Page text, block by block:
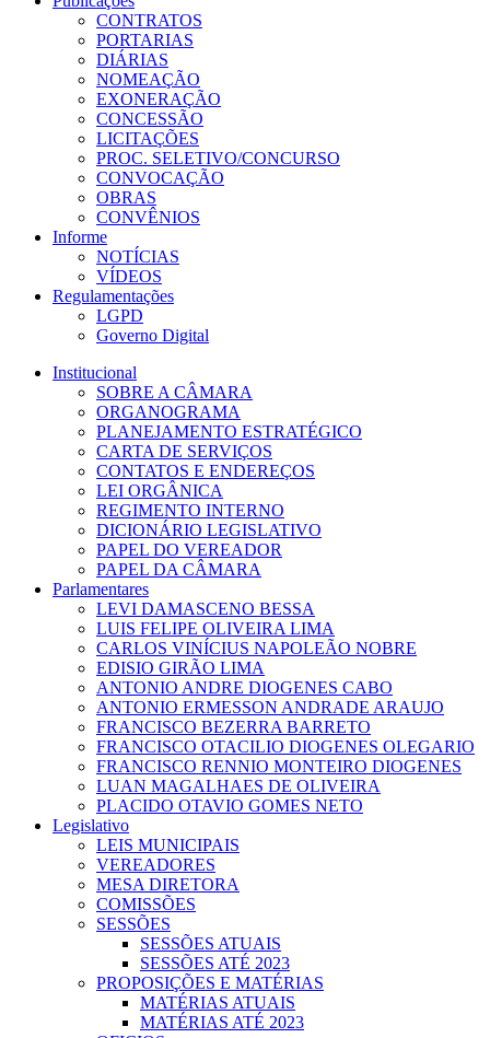
CONTRATOS
PORTARIAS
DIÁRIAS
NOMEAÇÃO
EXONERAÇÃO
CONCESSÃO
LICITAÇÕES
PROC. SELETIVO/CONCURSO
CONVOCAÇÃO
OBRAS
CONVÊNIOS
Informe
NOTÍCIAS
VÍDEOS
Regulamentações
LGPD
Governo Digital
Institucional
SOBRE A CÂMARA
ORGANOGRAMA
PLANEJAMENTO ESTRATÉGICO
CARTA DE SERVIÇOS
CONTATOS E ENDEREÇOS
LEI ORGÂNICA
REGIMENTO INTERNO
DICIONÁRIO LEGISLATIVO
PAPEL DO VEREADOR
PAPEL DA CÂMARA
Parlamentares
LEVI DAMASCENO BESSA
LUIS FELIPE OLIVEIRA LIMA
CARLOS VINÍCIUS NAPOLEÃO NOBRE
EDISIO GIRÃO LIMA
ANTONIO ANDRE DIOGENES CABO
ANTONIO ERMESSON ANDRADE ARAUJO
FRANCISCO BEZERRA BARRETO
FRANCISCO OTACILIO DIOGENES OLEGARIO
FRANCISCO RENNIO MONTEIRO DIOGENES
LUAN MAGALHAES DE OLIVEIRA
PLACIDO OTAVIO GOMES NETO
Legislativo
LEIS MUNICIPAIS
VEREADORES
MESA DIRETORA
COMISSÕES
SESSÕES
SESSÕES ATUAIS
SESSÕES ATÉ 2023
PROPOSIÇÕES E MATÉRIAS
MATÉRIAS ATUAIS
MATÉRIAS ATÉ 2023